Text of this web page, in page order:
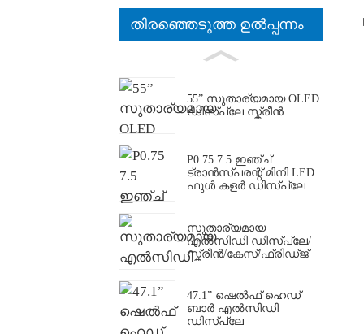
തിരഞ്ഞെടുത്ത ഉൽപ്പന്നം
55” സുതാര്യമായ OLED
ഡിസ്പ്ലേ സ്ക്രീൻ
P0.75 7.5 ഇഞ്ച്
ട്രാൻസ്പരന്റ് മിനി LED
ഫുൾ കളർ ഡിസ്പ്ലേ
സുതാര്യമായ
എൽസിഡി ഡിസ്പ്ലേ/
സ്ക്രീൻ/കേസ്/ഫ്രിഡ്ജ്
47.1” ഷെൽഫ് ഹെഡ്
ബാർ എൽസിഡി
ഡിസ്പ്ലേ